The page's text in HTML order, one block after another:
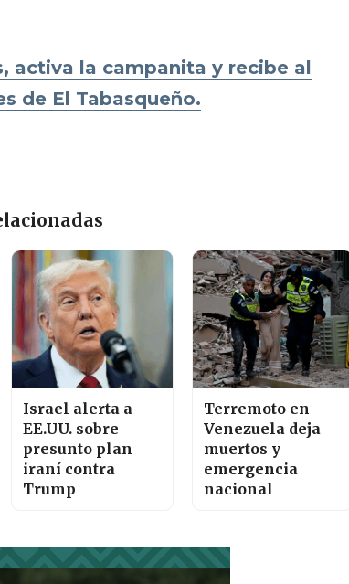
activa la campanita y recibe al
de El Tabasqueño.
Israel alerta a
EE.UU. sobre
presunto plan
iraní contra
Trump
Terremoto en
Venezuela deja
muertos y
emergencia
nacional